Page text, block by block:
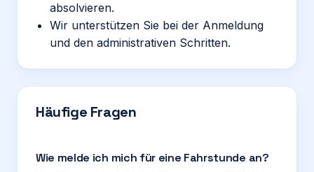
absolvieren.
Wir unterstützen Sie bei der Anmeldung
und den administrativen Schritten.
Häufige Fragen
Wie melde ich mich für eine Fahrstunde an?